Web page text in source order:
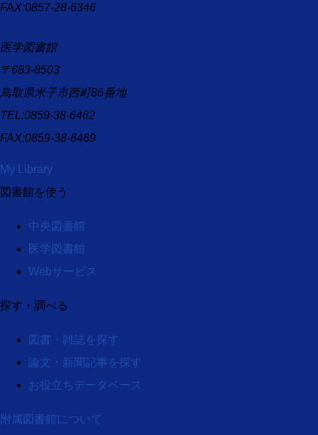
FAX:0857-28-6346
医学図書館
〒683-8503
鳥取県米子市西町86番地
TEL:0859-38-6462
FAX:0859-38-6469
My Library
図書館を使う
中央図書館
医学図書館
Webサービス
探す・調べる
図書・雑誌を探す
論文・新聞記事を探す
お役立ちデータベース
附属図書館について